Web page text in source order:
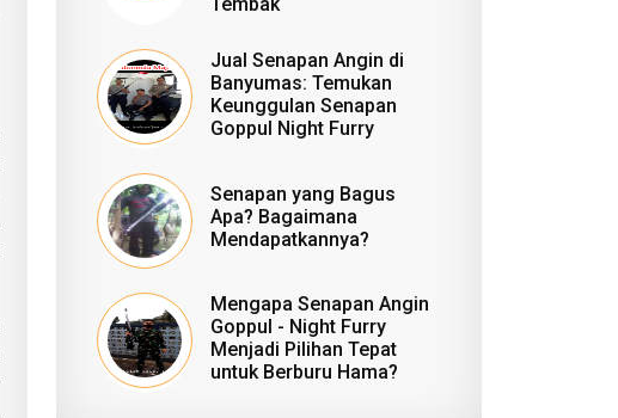
Jual Senapan Angin di
Banyumas: Temukan
Keunggulan Senapan
Goppul Night Furry
Senapan yang Bagus
Apa? Bagaimana
Mendapatkannya?
Mengapa Senapan Angin
Goppul - Night Furry
Menjadi Pilihan Tepat
untuk Berburu Hama?